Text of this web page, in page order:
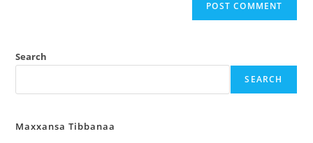
Search
SEARCH
Maxxansa Tibbanaa